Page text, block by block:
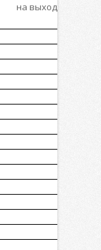
на выходном валу